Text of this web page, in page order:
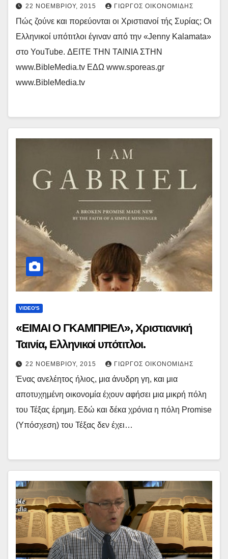
22 ΝΟΕΜΒΡΊΟΥ, 2015 ΓΙΏΡΓΟΣ ΟΙΚΟΝΟΜΊΔΗΣ
Πώς ζούνε και πορεύονται οι Χριστιανοί τής Συρίας; Οι
Ελληνικοί υπότιτλοι έγιναν από την «Jenny Kalamata»
στο YouTube. ΔΕΙΤΕ ΤΗΝ ΤΑΙΝΙΑ ΣΤΗΝ
www.BibleMedia.tv ΕΔΩ www.sporeas.gr
www.BibleMedia.tv
VIDEO'S
«ΕΙΜΑΙ Ο ΓΚΑΜΠΡΙΕΛ», Χριστιανική
Ταινία, Ελληνικοί υπότιτλοι.
22 ΝΟΕΜΒΡΊΟΥ, 2015 ΓΙΏΡΓΟΣ ΟΙΚΟΝΟΜΊΔΗΣ
Ένας ανελέητος ήλιος, μια άνυδρη γη, και μια
αποτυχημένη οικονομία έχουν αφήσει μια μικρή πόλη
του Τέξας έρημη. Εδώ και δέκα χρόνια η πόλη Promise
(Υπόσχεση) του Τέξας δεν έχει…